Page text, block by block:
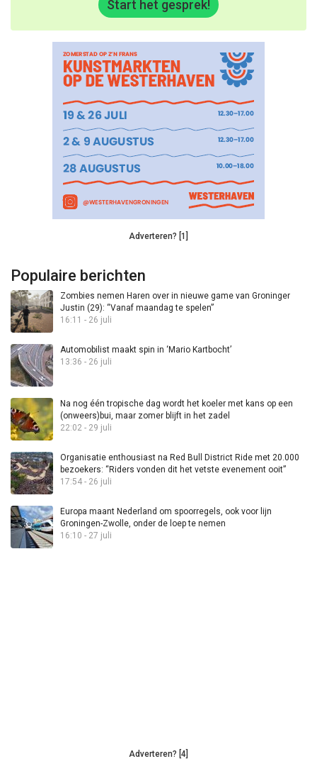
Start het gesprek!
Adverteren? [1]
Populaire berichten
Zombies nemen Haren over in nieuwe game van Groninger
Justin (29): “Vanaf maandag te spelen”
16:11 - 26 juli
Automobilist maakt spin in ‘Mario Kartbocht’
13:36 - 26 juli
Na nog één tropische dag wordt het koeler met kans op een
(onweers)bui, maar zomer blijft in het zadel
22:02 - 29 juli
Organisatie enthousiast na Red Bull District Ride met 20.000
bezoekers: “Riders vonden dit het vetste evenement ooit”
17:54 - 26 juli
Europa maant Nederland om spoorregels, ook voor lijn
Groningen-Zwolle, onder de loep te nemen
16:10 - 27 juli
Adverteren? [4]